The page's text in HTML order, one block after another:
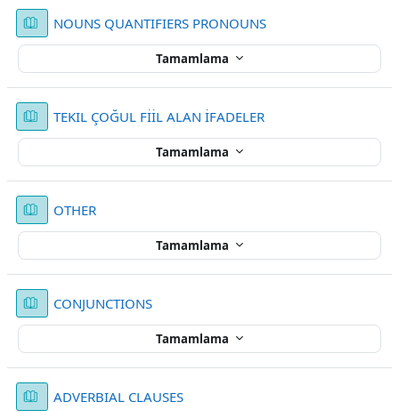
NOUNS QUANTIFIERS PRONOUNSKitap
Tamamlama
TEKIL ÇOĞUL FİİL ALAN İFADELERKitap
Tamamlama
OTHERKitap
Tamamlama
CONJUNCTIONSKitap
Tamamlama
ADVERBIAL CLAUSESKitap